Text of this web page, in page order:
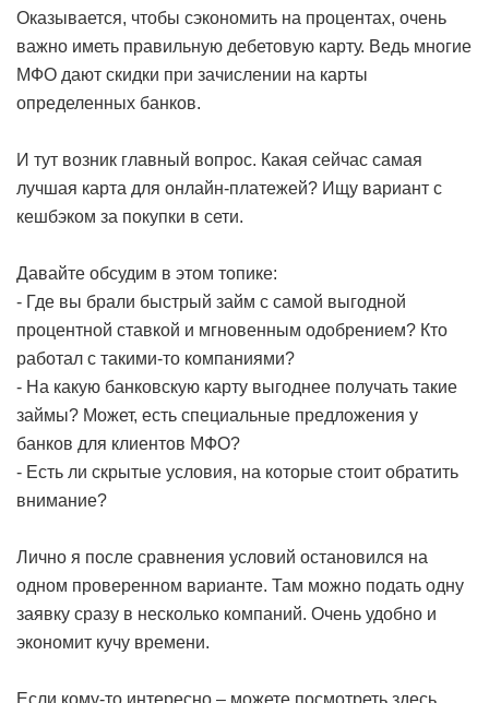
Оказывается, чтобы сэкономить на процентах, очень
важно иметь правильную дебетовую карту. Ведь многие
МФО дают скидки при зачислении на карты
определенных банков.
И тут возник главный вопрос. Какая сейчас самая
лучшая карта для онлайн-платежей? Ищу вариант с
кешбэком за покупки в сети.
Давайте обсудим в этом топике:
- Где вы брали быстрый займ с самой выгодной
процентной ставкой и мгновенным одобрением? Кто
работал с такими-то компаниями?
- На какую банковскую карту выгоднее получать такие
займы? Может, есть специальные предложения у
банков для клиентов МФО?
- Есть ли скрытые условия, на которые стоит обратить
внимание?
Лично я после сравнения условий остановился на
одном проверенном варианте. Там можно подать одну
заявку сразу в несколько компаний. Очень удобно и
экономит кучу времени.
Если кому-то интересно – можете посмотреть здесь.